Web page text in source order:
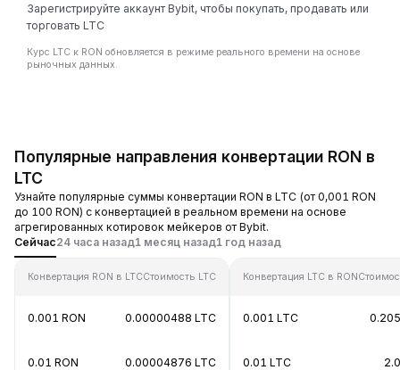
Зарегистрируйте аккаунт Bybit, чтобы покупать, продавать или
торговать LTC
Курс LTC к RON обновляется в режиме реального времени на основе
рыночных данных.
Популярные направления конвертации RON в
LTC
Узнайте популярные суммы конвертации RON в LTC (от 0,001 RON
до 100 RON) с конвертацией в реальном времени на основе
агрегированных котировок мейкеров от Bybit.
Сейчас24 часа назад1 месяц назад1 год назад
Конвертация RON в LTCСтоимость LTC
0.001 RON 0.00000488 LTC
0.01 RON 0.00004876 LTC
Конвертация LTC в RON
0.001 LTC
0.01 LTC